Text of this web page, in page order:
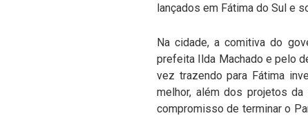
lançados em Fátima do Sul e
Na cidade, a comitiva do
prefeita Ilda Machado e pelo
vez trazendo para Fátima
melhor, além dos projetos
compromisso de terminar o